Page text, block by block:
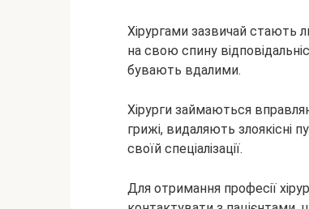
Хірургами зазвичай стають
на свою спину
бувають вдалими.
Хірурги займаються
грижі, видаляють злоякісні
своїй спеціалізації.
Для отримання професії